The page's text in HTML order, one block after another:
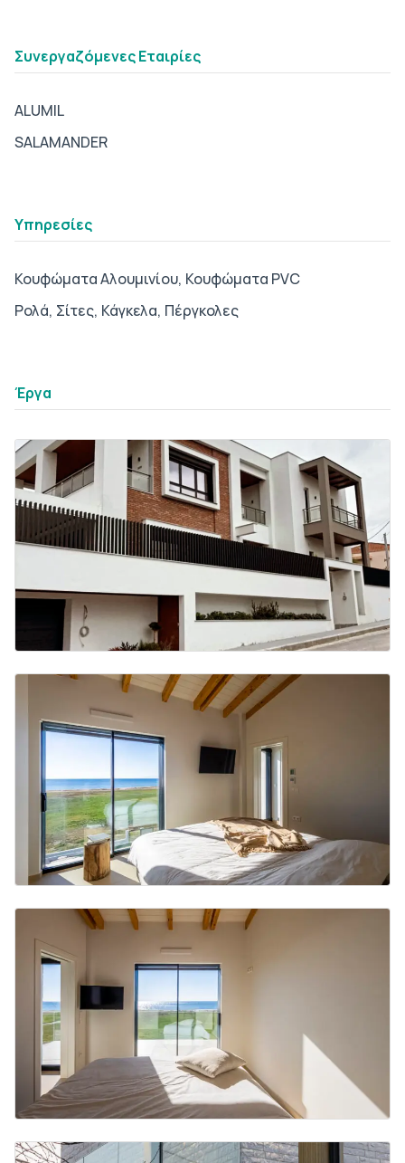
Συνεργαζόμενες Eταιρίες
ALUMIL
SALAMANDER
Υπηρεσίες
Κουφώματα Αλουμινίου, Κουφώματα PVC
Ρολά, Σίτες, Κάγκελα, Πέργκολες
Έργα